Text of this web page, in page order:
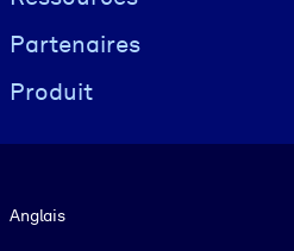
Partenaires
Produit
Anglais